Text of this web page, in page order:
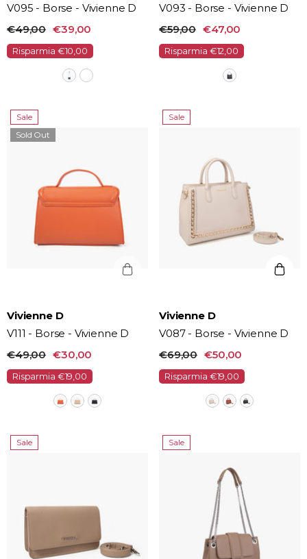
V095 - Borse - Vivienne D
€49,00 €39,00
Risparmia €10,00
V093 - Borse - Vivienne D
€59,00 €47,00
Risparmia €12,00
Sale
Sold Out
Vendor:
Vivienne D
V111 - Borse - Vivienne D
€49,00 €30,00
Risparmia €19,00
Sale
Vendor:
Vivienne D
V087 - Borse - Vivienne D
€69,00 €50,00
Risparmia €19,00
Sale Sale